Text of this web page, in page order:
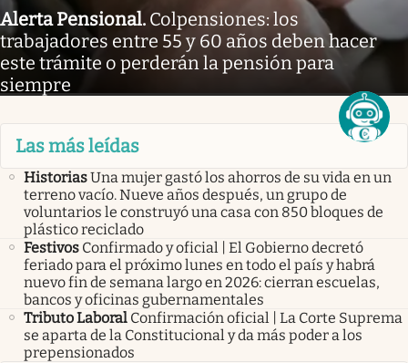
Alerta Pensional. Colpensiones: los
trabajadores entre 55 y 60 años deben hacer
este trámite o perderán la pensión para
siempre
Las más leídas
HistoriasUna mujer gastó los ahorros de su vida en un
terreno vacío. Nueve años después, un grupo de
voluntarios le construyó una casa con 850 bloques de
plástico reciclado
Festivos Confirmado y oficial | El Gobierno decretó
feriado para el próximo lunes en todo el país y habrá
nuevo fin de semana largo en 2026: cierran escuelas,
bancos y oficinas gubernamentales
Tributo Laboral Confirmación oficial | La Corte Suprema
se aparta de la Constitucional y da más poder a los
prepensionados